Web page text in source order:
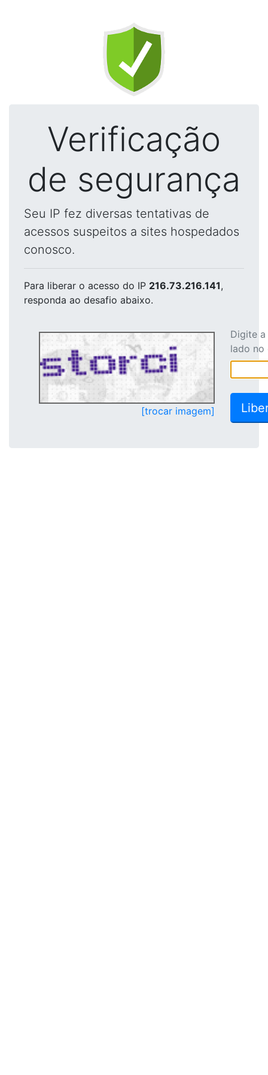
Verificação
de segurança
Seu IP fez diversas tentativas de
acessos suspeitos a sites hospedados
conosco.
Para liberar o acesso do IP 216.73.216.141,
responda ao desafio abaixo.
[trocar imagem]
Digite
lado no